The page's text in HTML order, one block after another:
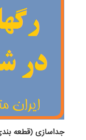
جداسازی (قطعه